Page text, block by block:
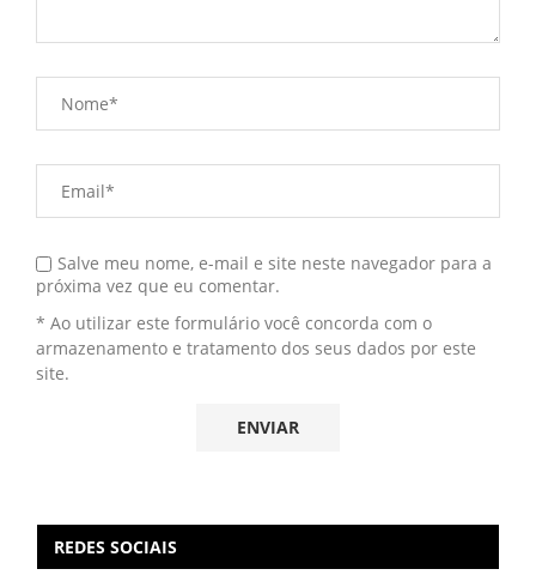
Salve meu nome, e-mail e site neste navegador para a
próxima vez que eu comentar.
* Ao utilizar este formulário você concorda com o
armazenamento e tratamento dos seus dados por este
site.
REDES SOCIAIS